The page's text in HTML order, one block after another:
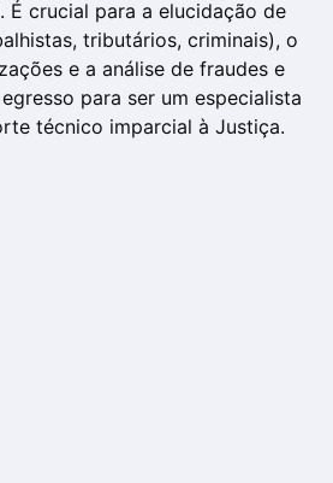
É crucial para a elucidação de
tributários, criminais), o
e a análise de fraudes e
para ser um especialista
técnico imparcial à Justiça.